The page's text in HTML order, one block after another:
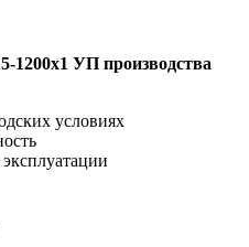
УП производства
условиях